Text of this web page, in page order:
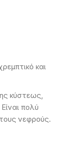
και
κύστεως,
πολύ
νεφρούς.